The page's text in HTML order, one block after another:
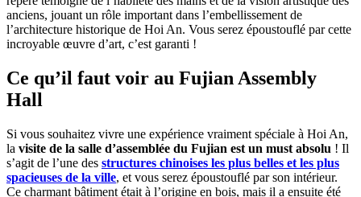
anciens, jouant un rôle important dans l’embellissement de
l’architecture historique de Hoi An. Vous serez époustouflé par cette
incroyable œuvre d’art, c’est garanti !
Ce qu’il faut voir au Fujian Assembly
Hall
Si vous souhaitez vivre une expérience vraiment spéciale à Hoi An,
la visite de la salle d’assemblée du Fujian est un must absolu ! Il
s’agit de l’une des structures chinoises les plus belles et les plus
spacieuses de la ville, et vous serez époustouflé par son intérieur.
Ce charmant bâtiment était à l’origine en bois, mais il a ensuite été